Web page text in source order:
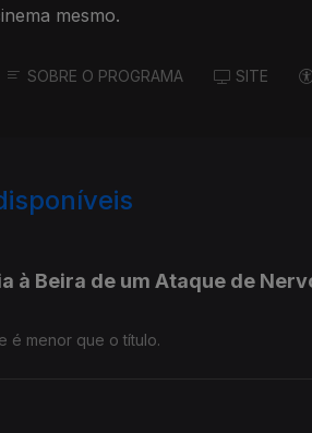
mesmo.
SOBRE O PROGRAMA SITE
à Beira de um Ataque de
é menor que o título.